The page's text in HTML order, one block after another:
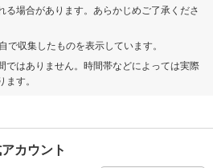
る場合があります。あらかじめご了承くださ
で収集したものを表示しています。
ではありません。時間帯などによっては実際
す。
カウント